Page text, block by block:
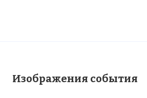
Изображения события